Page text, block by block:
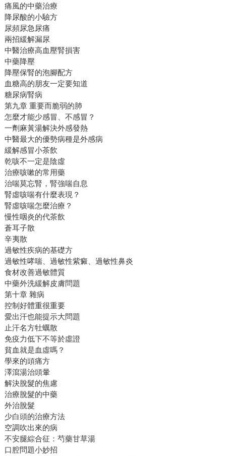
痛風的中藥治療
降尿酸的小驗方
尿頻尿急尿痛
兩招緩解漏尿
中醫治療高血壓腎損害
中藥降壓
降壓保腎的泡腳配方
血糖高的朋友一定要知道
糖尿病腎病
第九章 重要而脆弱的肺
怎麼才能少感冒、不感冒？
一劑麻黃湯解決外感發熱
中醫最大的優勢病種是外感病
緩解感冒小茶飲
乾咳不一定是陰虛
治療咳嗽的常用藥
治喘莫忘腎，腎強喘自息
腎虛咳喘有什麼表現？
腎虛咳喘怎麼治療？
慢性咽炎的代茶飲
蒼耳子散
辛夷散
過敏性疾病的基礎方
過敏性哮喘、過敏性紫癜、過敏性鼻炎
食材改善過敏體質
中藥外洗緩解皮膚問題
第十章 雜病
控制好體重很重要
愛出汗也能提示大問題
止汗名方牡蠣散
免疫力低下不等於虛證
貧血就是血虛嗎？
學來的頭痛方
澤瀉湯治頭暈
解決脫髮的焦慮
治療脫髮的中藥
外治脫髮
少白頭的治療方法
空調吹出來的病
不安腿綜合征：芍藥甘草湯
口腔問題小妙招